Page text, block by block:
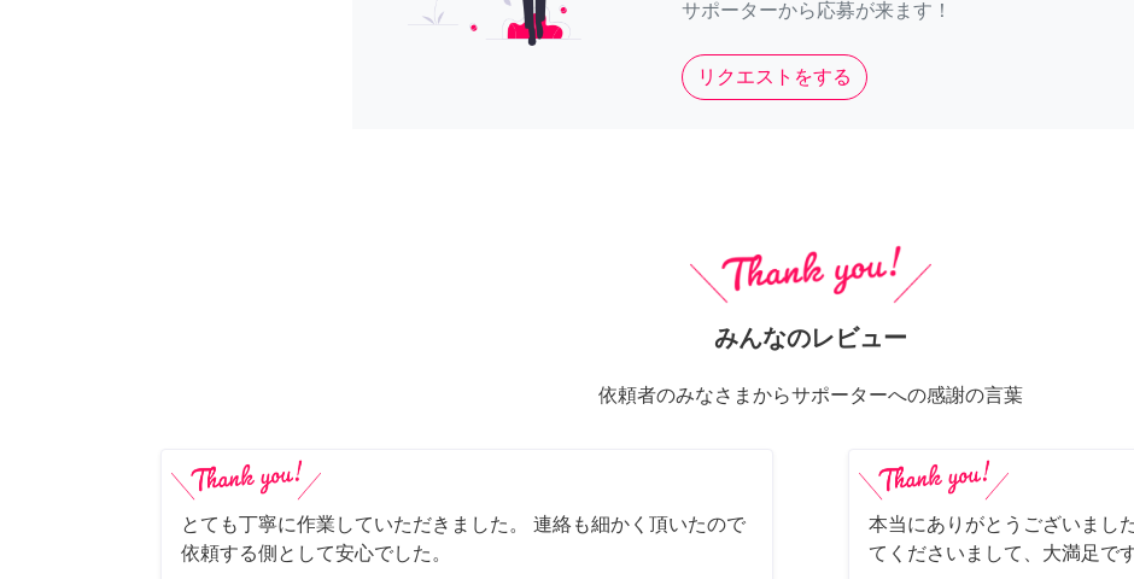
サポーターから応募が来ます！
リクエストをする
みんなのレビュー
依頼者のみなさまからサポーターへの感謝の言葉
とても丁寧に作業していただきました。 連絡も細かく頂いたので
依頼する側として安心でした。
本当にありがとうございまし
てくださいまして、大満足で